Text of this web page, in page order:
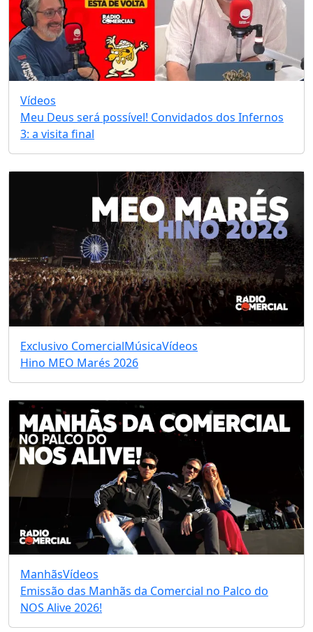
Vídeos
Meu Deus será possível! Convidados dos Infernos
3: a visita final
Exclusivo ComercialMúsicaVídeos
Hino MEO Marés 2026
ManhãsVídeos
Emissão das Manhãs da Comercial no Palco do
NOS Alive 2026!